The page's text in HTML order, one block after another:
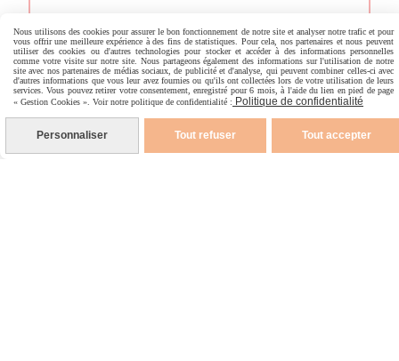
Informations
Nous utilisons des cookies pour assurer le bon fonctionnement de notre site et analyser notre trafic et pour
vous offrir une meilleure expérience à des fins de statistiques. Pour cela, nos partenaires et nous peuvent
utiliser des cookies ou d'autres technologies pour stocker et accéder à des informations personnelles
comme votre visite sur notre site. Nous partageons également des informations sur l'utilisation de notre
site avec nos partenaires de médias sociaux, de publicité et d'analyse, qui peuvent combiner celles-ci avec
d'autres informations que vous leur avez fournies ou qu'ils ont collectées lors de votre utilisation de leurs
services. Vous pouvez retirer votre consentement, enregistré pour 6 mois, à l'aide du lien en pied de page
« Gestion Cookies ». Voir notre politique de confidentialité : Politique de confidentialité
Personnaliser Tout refuser Tout accepter